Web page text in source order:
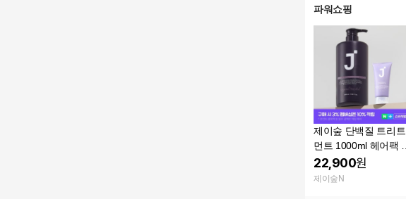
파워쇼핑
제이숲 단백질 트리트
먼트 1000ml 헤어팩 실
크 케라틴 피오니향+헤
어팩
22,900원
제이숲N